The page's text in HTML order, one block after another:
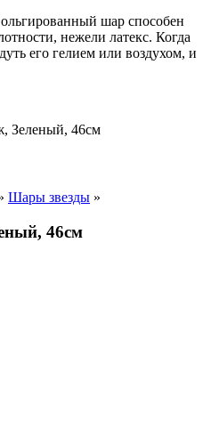
шар способен
нежели латекс. Когда
его гелием или воздухом, и
Зеленый, 46см
Шары звезды »
46см